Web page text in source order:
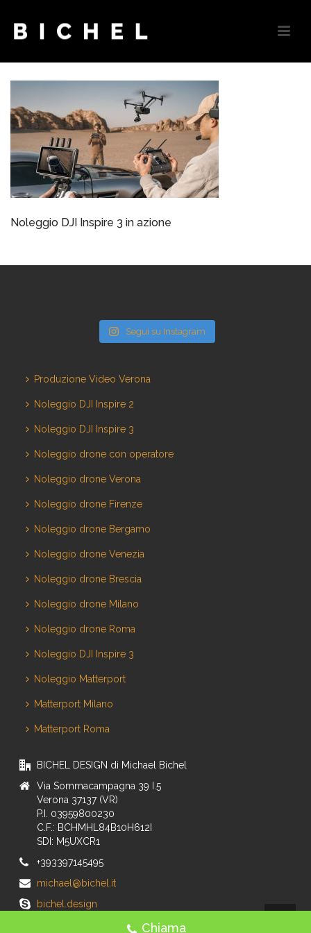
Noleggio DJI Inspire 3 in azione
Segui su Instagram
Produzione Video Verona
Noleggio DJI Inspire 2
Noleggio DJI Inspire 3
Noleggio drone con operatore
Noleggio drone Verona
Noleggio drone Firenze
Noleggio drone Bergamo
Noleggio drone Venezia
Noleggio drone Brescia
Noleggio drone Milano
Noleggio drone Roma
Noleggio DJI Inspire 3
Noleggio Matterport
Matterport Milano
Matterport Roma
BICHEL DESIGN di Michael Bichel
Via Sommacampagna 39 I.5
Verona 37137 (VR)
P.I. 03959800230
C.F.: BCHMHL84B10H612I
SDI: M5UXCR1
+393397145495
michael@bichel.it
bichel.design
Chiama